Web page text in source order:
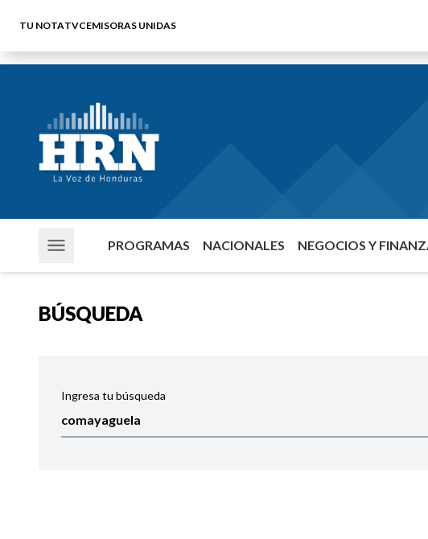
TU NOTATVCEMISORAS UNIDAS
PROGRAMAS NACIONALES NEGOCIOS Y
BÚSQUEDA
Ingresa tu búsqueda